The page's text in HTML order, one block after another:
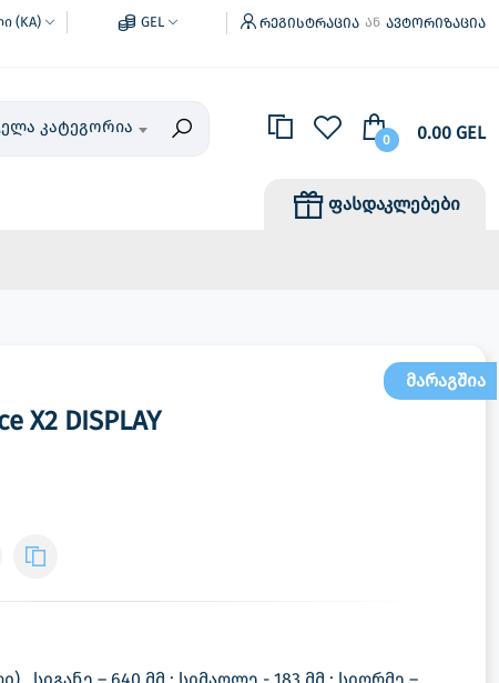
(KA) GEL რეგისტრაცია ან ავტორიზაცია
კატეგორია
0 0.00 GEL
ფასდაკლებები
მარაგშია
X2 DISPLAY